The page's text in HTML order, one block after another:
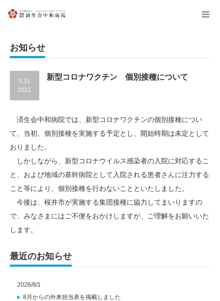
menu
お知らせ
5.31
2021
新型コロナワクチン 個別接種について
済生会中和病院では、新型コロナワクチンの個別接種につい
て、当初、個別接種を実施する予定とし、開始時期は未定として
おりました。
しかしながら、新型コロナウイルス感染者の入院に対応するこ
と、および地域の基幹病院として入院される患者さんに注力する
こと等により、個別接種を行わないことといたしました。
今後は、桜井市が実施する集団接種に協力してまいりますの
で、みなさまにはご不便をおかけしますが、ご理解をお願いいた
します。
最近のお知らせ
2026/8/1
8月からの外来担当表を掲載しました